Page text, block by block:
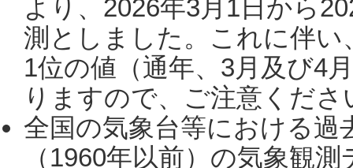
より、2026年3月1日から
測としました。これに伴い
1位の値（通年、3月及び4
りますので、ご注意くだ
全国の気象台等における過
（1960年以前）の気象観